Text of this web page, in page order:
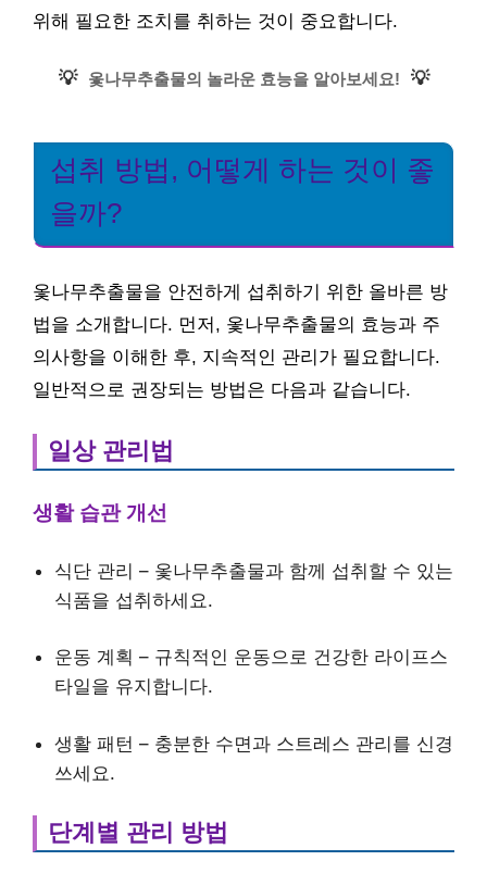
위해 필요한 조치를 취하는 것이 중요합니다.
💡 옻나무추출물의 놀라운 효능을 알아보세요! 💡
섭취 방법, 어떻게 하는 것이 좋
을까?
옻나무추출물을 안전하게 섭취하기 위한 올바른 방
법을 소개합니다. 먼저, 옻나무추출물의 효능과 주
의사항을 이해한 후, 지속적인 관리가 필요합니다.
일반적으로 권장되는 방법은 다음과 같습니다.
일상 관리법
생활 습관 개선
식단 관리 – 옻나무추출물과 함께 섭취할 수 있는
식품을 섭취하세요.
운동 계획 – 규칙적인 운동으로 건강한 라이프스
타일을 유지합니다.
생활 패턴 – 충분한 수면과 스트레스 관리를 신경
쓰세요.
단계별 관리 방법